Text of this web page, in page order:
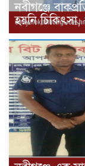
নবীগঞ্জে
হয়নি চিকিৎসা,